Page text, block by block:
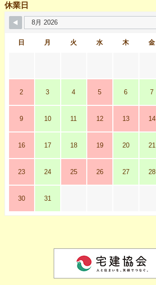
休業日
日 月 火 水 木 金
2 3 4 5 6 7
9 10 11 12 13 14
16 17 18 19 20 21
23 24 25 26 27 28
30 31